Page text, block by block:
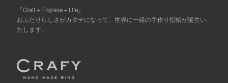
『Craft＋Engrave＋Life』
おふたりらしさがカタチになって、世界に一組の手作り指輪が誕生い
たします。